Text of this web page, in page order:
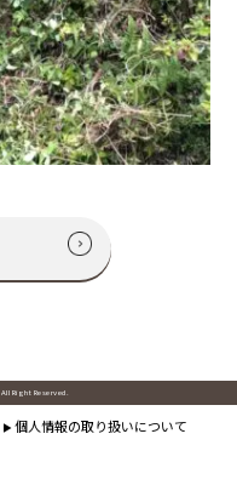
Right Reserved.
▶ 個人情報の取り扱いについて